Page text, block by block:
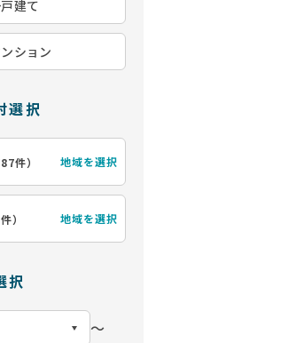
建て
ション
選択
件） 地域を選択
） 地域を選択
択
〜